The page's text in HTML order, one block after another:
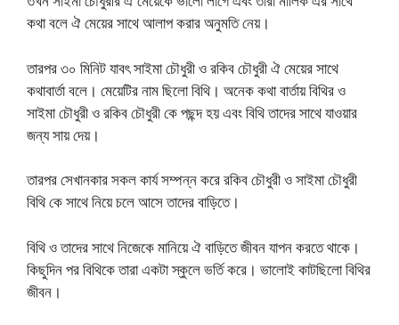
কথা বলে ঐ মেয়ের সাথে আলাপ করার অনুমতি নেয়।
তারপর ৩০ মিনিট যাবৎ সাইমা চৌধুরী ও রকিব চৌধুরী ঐ মেয়ের সাথে
কথাবার্তা বলে। মেয়েটির নাম ছিলো বিথি। অনেক কথা বার্তায় বিথির ও
সাইমা চৌধুরী ও রকিব চৌধুরী কে পছন্দ হয় এবং বিথি তাদের সাথে যাওয়ার
জন্য সায় দেয়।
তারপর সেখানকার সকল কার্য সম্পন্ন করে রকিব চৌধুরী ও সাইমা চৌধুরী
বিথি কে সাথে নিয়ে চলে আসে তাদের বাড়িতে।
বিথি ও তাদের সাথে নিজেকে মানিয়ে ঐ বাড়িতে জীবন যাপন করতে থাকে।
কিছুদিন পর বিথিকে তারা একটা স্কুলে ভর্তি করে। ভালোই কাটছিলো বিথির
জীবন।